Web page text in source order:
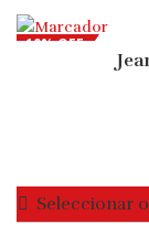
10% OFF
Seleccionar